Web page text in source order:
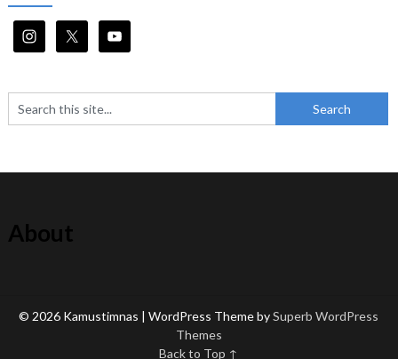
About
© 2026 Kamustimnas | WordPress Theme bySuperb WordPress
Themes
Back to Top ↑